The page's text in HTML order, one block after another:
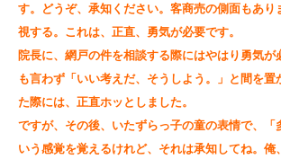
す。どうぞ、承知ください。客商売の側面もあり
視する。これは、正直、勇気が必要です。
院長に、網戸の件を相談する際にはやはり勇気が
も言わず「いい考えだ、そうしよう。」と間を置
た際には、正直ホッとしました。
ですが、その後、いたずらっ子の童の表情で、「
いう感覚を覚えるけれど、それは承知してね。俺